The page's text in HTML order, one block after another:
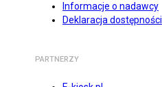
Informacje o nadawcy
Deklaracja dostępności
PARTNERZY